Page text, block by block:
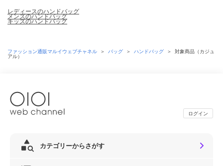
レディースのハンドバッグ
メンズのハンドバッグ
キッズのハンドバッグ
ファッション通販マルイウェブチャネル ＞ バッグ ＞ ハンドバッグ ＞
対象商品（カジュ
アル）
ログイン
カテゴリーからさがす